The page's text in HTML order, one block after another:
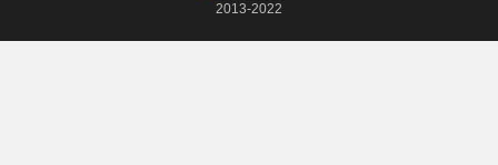
2013-2022